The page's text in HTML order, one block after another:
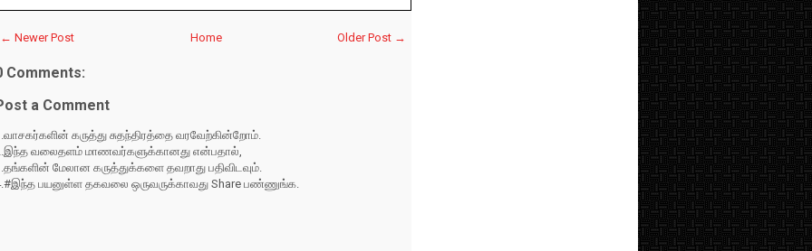
← Newer Post Older Post →
Home
Comments:
a Comment
கருத்து சுதந்திரத்தை வரவேற்கின்றோம்.
வலைதளம் மாணவர்களுக்கானது என்பதால்,
மேலான கருத்துக்களை தவறாது பதிவிடவும்.
பயனுள்ள தகவலை ஒருவருக்காவது Share பண்ணுங்க.